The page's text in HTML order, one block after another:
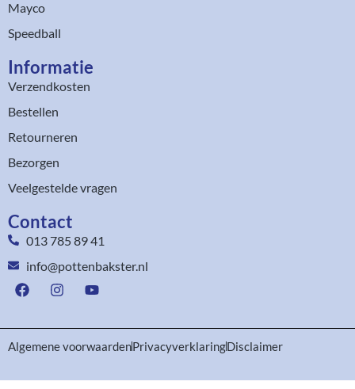
Mayco
Speedball
Informatie
Verzendkosten
Bestellen
Retourneren
Bezorgen
Veelgestelde vragen
Contact
013 785 89 41
info@pottenbakster.nl
Algemene voorwaardenPrivacyverklaringDisclaimer